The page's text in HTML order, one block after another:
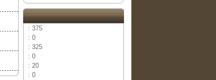
: 375
: 0
: 325
: 0
: 20
: 0